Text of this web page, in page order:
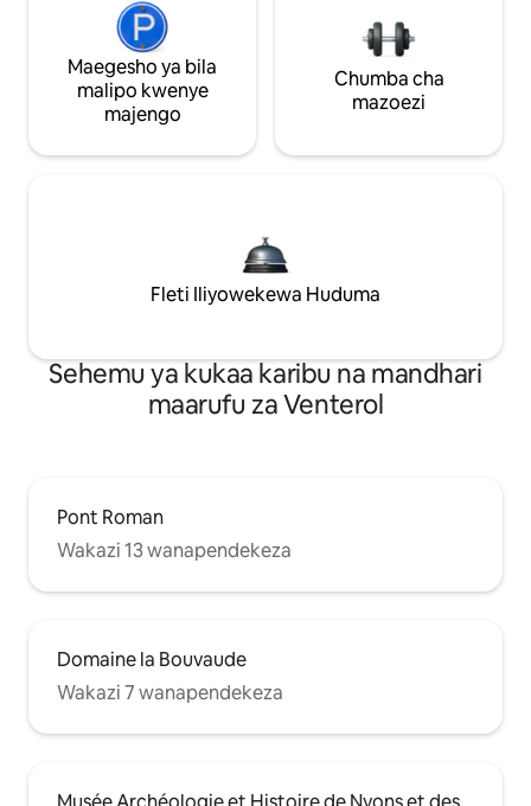
Maegesho ya bila
malipo kwenye
majengo
Chumba cha
mazoezi
Fleti Iliyowekewa Huduma
Sehemu ya kukaa karibu na mandhari
maarufu za Venterol
Pont Roman
Wakazi 13 wanapendekeza
Domaine la Bouvaude
Wakazi 7 wanapendekeza